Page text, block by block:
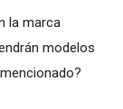
la marca
modelos